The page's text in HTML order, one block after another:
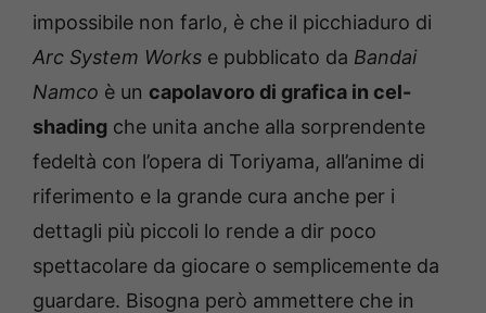
impossibile non farlo, è che il picchiaduro di
Arc System Works e pubblicato da Bandai
Namco è un capolavoro di grafica in cel-
shading che unita anche alla sorprendente
fedeltà con l’opera di Toriyama, all’anime di
riferimento e la grande cura anche per i
dettagli più piccoli lo rende a dir poco
spettacolare da giocare o semplicemente da
guardare. Bisogna però ammettere che in